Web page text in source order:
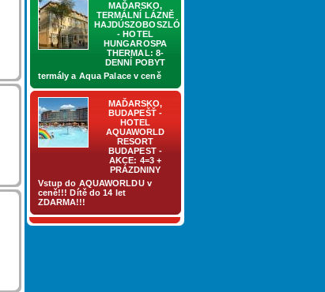
MAĎARSKO,
TERMÁLNÍ LÁZNĚ
HAJDÚSZOBOSZLÓ
- HOTEL
HUNGAROSPA
THERMAL: 8-
DENNÍ POBYT
termály a Aqua Palace v ceně
MAĎARSKO,
BUDAPEŠŤ -
HOTEL
AQUAWORLD
RESORT
BUDAPEST -
AKCE: 4=3 +
PRÁZDNINY
Vstup do AQUAWORLDU v
ceně!!! Dítě do 14 let
ZDARMA!!!